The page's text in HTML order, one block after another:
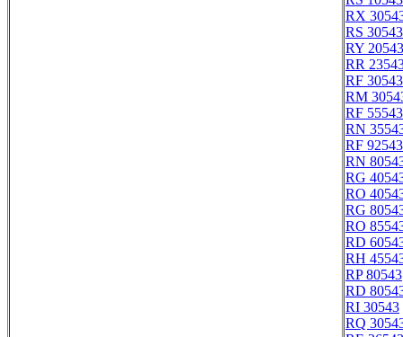
RX
RS 30543
RY 20543
RR
RF 30543
RM
RF 55543
RN
RF 92543
RN
RG
RO
RG
RO
RD
RH
RP 80543
RD
RI 30543
RQ